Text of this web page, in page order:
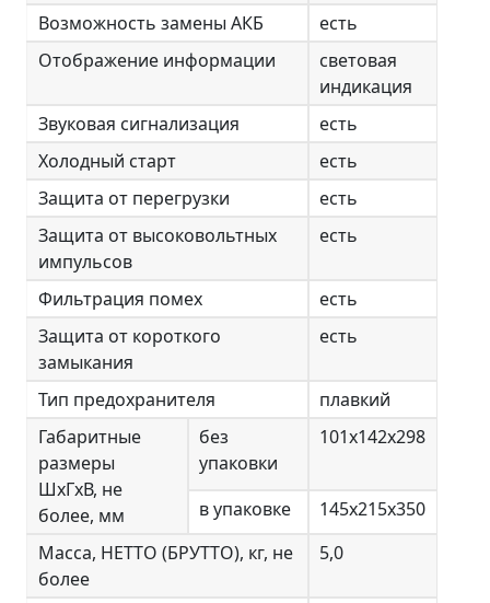
Возможность замены АКБ
есть
Отображение информации
световая
индикация
Звуковая сигнализация
есть
Холодный старт
есть
Защита от перегрузки
есть
Защита от высоковольтных
импульсов
есть
Фильтрация помех
есть
Защита от короткого
замыкания
есть
Тип предохранителя
плавкий
Габаритные
размеры
ШхГхВ, не
более, мм
без
упаковки
101х142х298
в упаковке
145х215х350
Масса, НЕТТО (БРУТТО), кг, не
более
5,0